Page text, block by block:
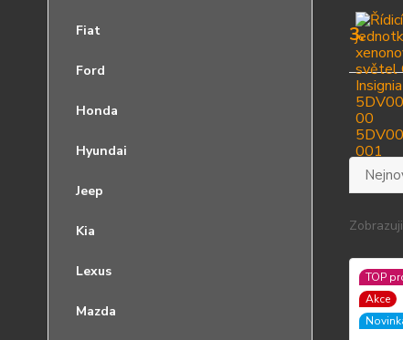
Fiat
Ford
Honda
Hyundai
Jeep
Kia
Lexus
Mazda
3.
TOP
Akce